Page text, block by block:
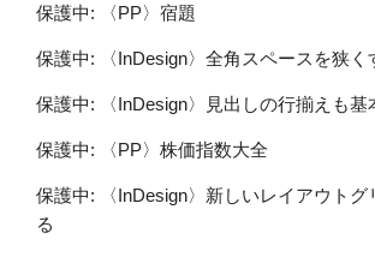
保護中: 〈PP〉宿題
保護中: 〈InDesign〉全角スペースを狭く
保護中: 〈InDesign〉見出しの行揃えも基
保護中: 〈PP〉株価指数大全
保護中: 〈InDesign〉新しいレイアウトグ
る